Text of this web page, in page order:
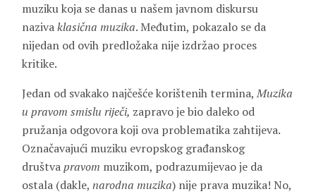
muziku koja se danas u našem javnom diskursu
nazivaklasična muzika. Međutim, pokazalo se da
nijedan od ovih predložaka nije izdržao proces
kritike.
Jedan od svakako najčešće korištenih termina,Muzika
u pravom smislu riječi, zapravo je bio daleko od
pružanja odgovora koji ova problematika zahtijeva.
Označavajući muziku evropskog građanskog
društvapravom muzikom, podrazumijevao je da
ostala (dakle, narodna muzika) nije prava muzika! No,